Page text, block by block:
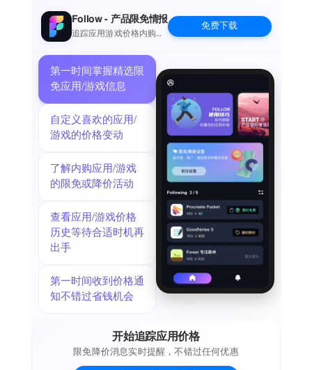
Follow - 产品限免情报
追踪应用游戏价格内购波
免费下载
第一时间掌握精选限
免应用/游戏信息
自定义喜欢的应用/
游戏的价格变动
了解内购应用/游戏
的限免或降价活动
查看应用/游戏价格
历史等待合适时机再
出手
第一时间收到价格通
知不错过省钱机会
开始追踪应用价格
限免降价消息实时提醒，不错过任何优惠